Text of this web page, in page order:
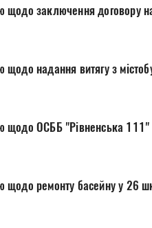
щодо заключення договору
надання витягу з
щодо ОСББ "Рівненська 111"
щодо ремонту басейну у 26